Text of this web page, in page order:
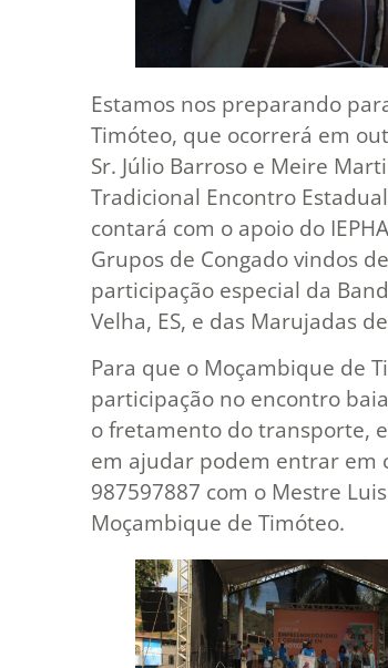
Estamos nos preparando
Timóteo, que ocorrerá em
Sr. Júlio Barroso e Meire
Tradicional Encontro
contará com o apoio do
Grupos de Congado vindos
participação especial da
Velha, ES, e das Marujadas
Para que o Moçambique de
participação no encontro
o fretamento do transporte,
em ajudar podem entrar em
987597887 com o Mestre
Moçambique de Timóteo.